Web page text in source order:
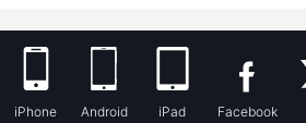
iPhone Android iPad Facebook